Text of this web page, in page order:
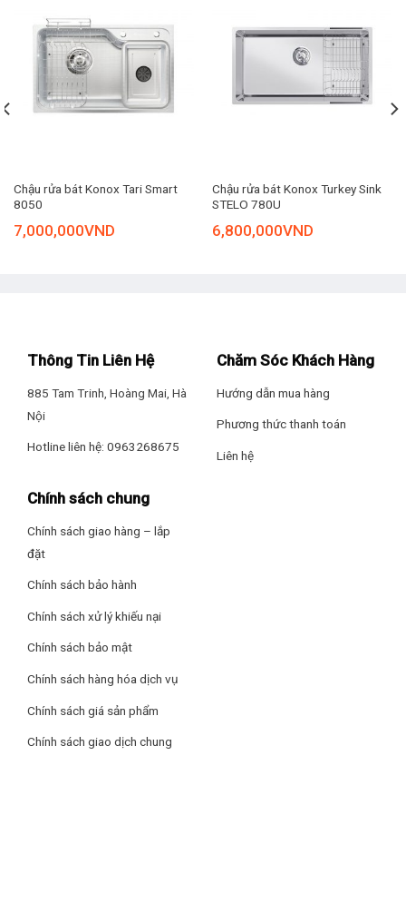
Chất liệu inox SS304 cao cấp
Chậu rửa bát Konox Dekor 8044SU được chế tạo từ inox
giữ cho không gian bếp luôn gọn gàng.
Công nghệ tạo hạt Linen chống xước và mài mòn
Được trang bị công nghệ dập tạo hạt Linen, chậu rửa bát
mặt khỏi các vết trầy xước và mài mòn. Ngoài ra, công nghệ
này cũng giúp ngăn ngừa bám dầu mỡ, giữ cho bề mặt luôn
sạch sẽ và dễ dàng vệ sinh.
Chậu rửa bát Konox Tari Smart
8050
7,000,000VND
Chậu rửa bát Konox Turkey Sink
STELO 780U
6,800,000VND
Thông Tin Liên Hệ
885 Tam Trinh, Hoàng Mai, Hà
Nội
Hotline liên hệ: 0963268675
Chăm Sóc Khách Hàng
Hướng dẫn mua hàng
Phương thức thanh toán
Liên hệ
Chính sách chung
Chính sách giao hàng – lắp
đặt
Chính sách bảo hành
Chính sách xử lý khiếu nại
Chính sách bảo mật
Chính sách hàng hóa dịch vụ
Chính sách giá sản phẩm
Chính sách giao dịch chung